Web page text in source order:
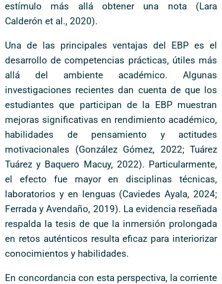
estímulo más allá obtener una nota (Lara
Calderón et al., 2020).
Una de las principales ventajas del EBP es el
desarrollo de competencias prácticas, útiles más
allá del ambiente académico. Algunas
investigaciones recientes dan cuenta de que los
estudiantes que participan de la EBP muestran
mejoras significativas en rendimiento académico,
habilidades de pensamiento y actitudes
motivacionales (González Gómez, 2022; Tuárez
Tuárez y Baquero Macuy, 2022). Particularmente,
el efecto fue mayor en disciplinas técnicas,
laboratorios y en lenguas (Caviedes Ayala, 2024;
Ferrada y Avendaño, 2019). La evidencia reseñada
respalda la tesis de que la inmersión prolongada
en retos auténticos resulta eficaz para interiorizar
conocimientos y habilidades.
En concordancia con esta perspectiva, la corriente